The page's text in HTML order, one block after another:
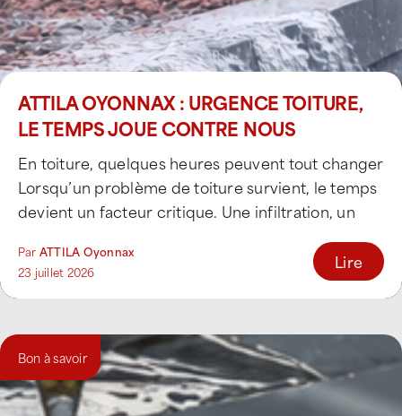
ATTILA OYONNAX : URGENCE TOITURE,
LE TEMPS JOUE CONTRE NOUS
En toiture, quelques heures peuvent tout changer
Lorsqu’un problème de toiture survient, le temps
devient un facteur critique. Une infiltration, un
Par ATTILA Oyonnax
23 juillet 2026
Lire
Bon à savoir